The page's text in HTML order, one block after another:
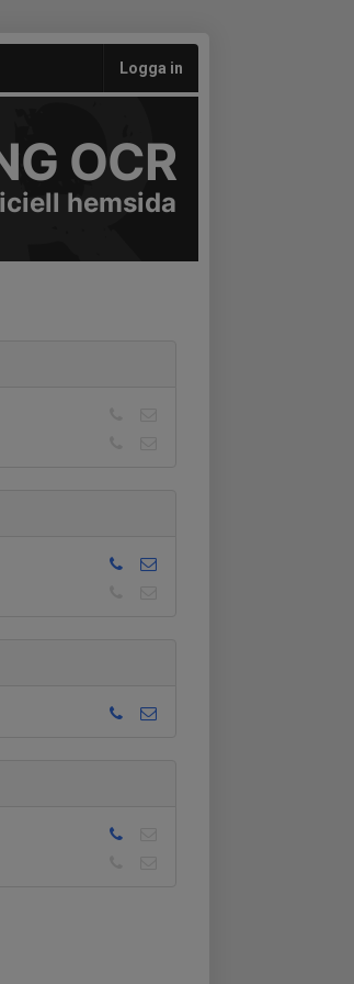
Logga in
OCR
hemsida